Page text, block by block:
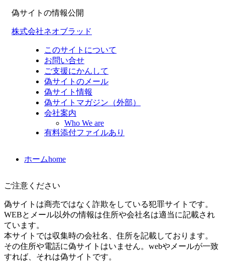
偽サイトの情報公開
株式会社ネオブラッド
このサイトについて
お問い合せ
ご支援にかんして
偽サイトのメール
偽サイト情報
偽サイトマガジン（外部）
会社案内
Who We are
有料添付ファイルあり
ホームhome
ご注意ください
偽サイトは商売ではなく詐欺をしている犯罪サイトです。
WEBとメール以外の情報は住所や会社名は適当に記載され
ています。
本サイトでは収集時の会社名、住所を記載しております。
その住所や電話に偽サイトはいません。webやメールが一致
すれば、それは偽サイトです。